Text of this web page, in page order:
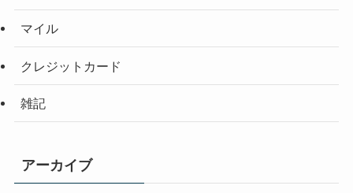
マイル
クレジットカード
雑記
アーカイブ